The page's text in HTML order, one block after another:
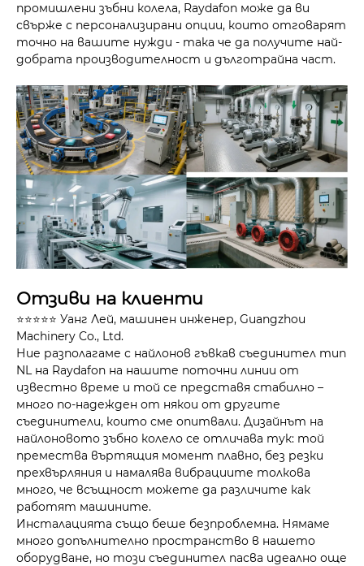
промишлени зъбни колела, Raydafon може да ви
свърже с персонализирани опции, които отговарят
точно на вашите нужди - така че да получите най-
добрата производителност и дълготрайна част.
Отзиви на клиенти
⭐⭐⭐⭐⭐ Уанг Лей, машинен инженер, Guangzhou
Machinery Co., Ltd.
Ние разполагаме с найлонов гъвкав съединител тип
NL на Raydafon на нашите поточни линии от
известно време и той се представя стабилно –
много по-надежден от някои от другите
съединители, които сме опитвали. Дизайнът на
найлоновото зъбно колело се отличава тук: той
премества въртящия момент плавно, без резки
прехвърляния и намалява вибрациите толкова
много, че всъщност можете да различите как
работят машините.
Инсталацията също беше безпроблемна. Нямаме
много допълнително пространство в нашето
оборудване, но този съединител пасва идеално още